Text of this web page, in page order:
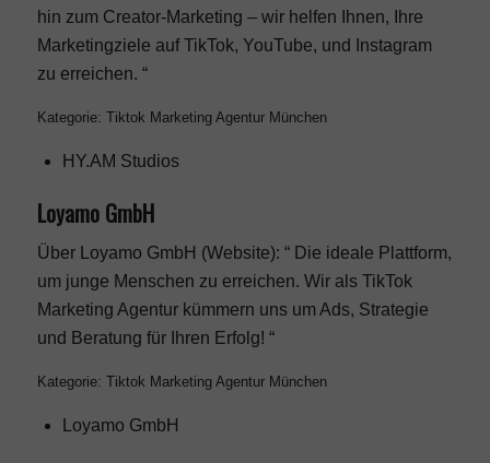
hin zum Creator-Marketing – wir helfen Ihnen, Ihre
Marketingziele auf TikTok, YouTube, und Instagram
zu erreichen. “
Kategorie: Tiktok Marketing Agentur München
HY.AM Studios
Loyamo GmbH
Über Loyamo GmbH (Website): “ Die ideale Plattform,
um junge Menschen zu erreichen. Wir als TikTok
Marketing Agentur kümmern uns um Ads, Strategie
und Beratung für Ihren Erfolg! “
Kategorie: Tiktok Marketing Agentur München
Loyamo GmbH